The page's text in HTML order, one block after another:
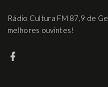
Rádio Cultura FM 87,9 de
melhores ouvintes!